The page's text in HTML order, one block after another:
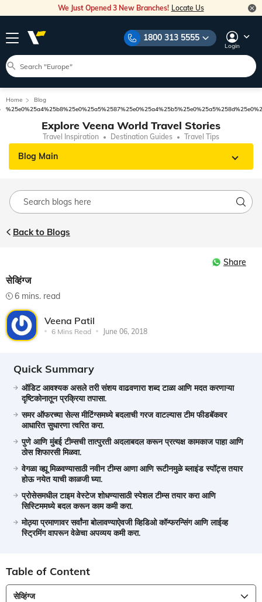
We Just Opened 3 New Branches! Locate Us
1800 313 5555
Login
Home
Blog
Explore Veena World Travel Stories
Travel Inspiration Destination Guides Travel Tips
Blog Main
Back to Blogs
Share
सेव्हिंग्ज
6 mins. read
Veena Patil
6 Mins Read June 06, 2018
Quick Summary
ऑडिट आवश्यक असले तरी संशय वाढवणारा शब्द टाळा आणि मदत करणाऱ्या
दृष्टिकोनातून प्रक्रिया तपासा.
समर ऑफरच्या सेल्स मीटिंग्समध्ये बदलाची गरज वाटल्यास टीम फीडबॅकवर
आधारित सुधारणा त्वरित करा.
पुणे आणि मुंबई टीम्सची तात्पुरती अदलाबदल करून प्रत्यक्ष कामकाज पाहा आणि
ठोस शिफारसी मिळवा.
वेगळा व्ह्यू मिळवण्यासाठी नवीन टीम्स आणा आणि रूटीनमुळे ब्लाइंड स्पॉट्स तयार
होऊ नयेत याची काळजी घ्या.
प्रोसेसमधील टाइम वेस्टेज शोधण्यासाठी स्पेशल टीम्स तयार करा आणि
सिस्टिममध्ये बदल करून काम कमी करा.
मोठ्या प्रमाणावर सर्वांना बोलावण्याऐवजी व्हिडिओ कॉन्फरन्सिंग आणि लाईव्ह
स्ट्रिमिंग वापरून वेळेचा अपव्यय कमी करा.
Table of Content
सेव्हिंग्ज